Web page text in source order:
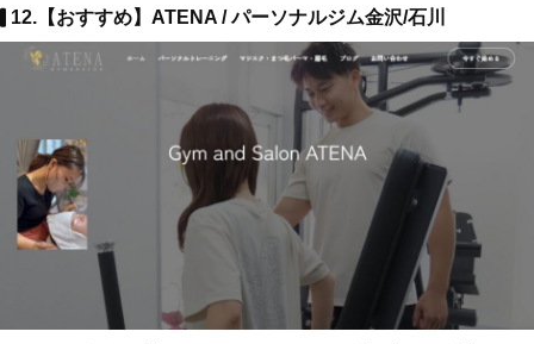
12.【おすすめ】ATENA / パーソナルジム金沢/石川